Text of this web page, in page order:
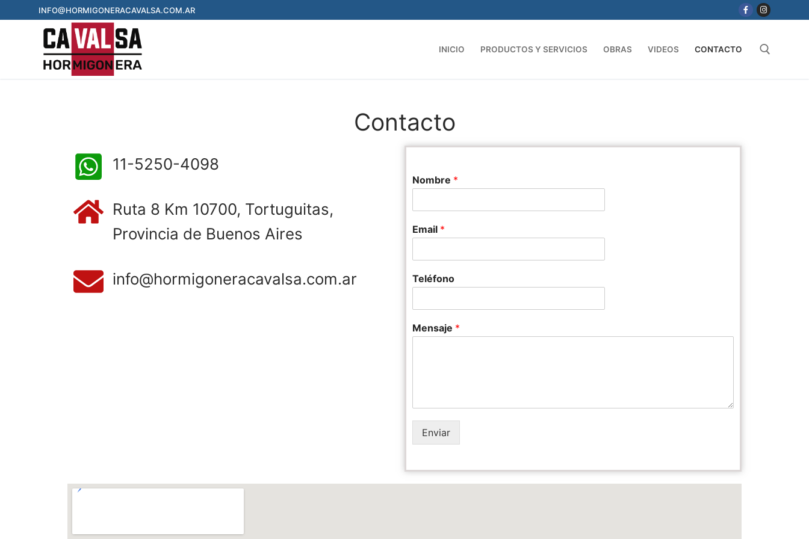
INFO@HORMIGONERACAVALSA.COM.AR
INICIO PRODUCTOS Y SERVICIOS OBRAS VIDEOS CONTACTO
Contacto
11-5250-4098
Ruta 8 Km 10700, Tortuguitas,
Provincia de Buenos Aires
info@hormigoneracavalsa.com.ar
Nombre *
Email *
Teléfono
Mensaje *
Enviar